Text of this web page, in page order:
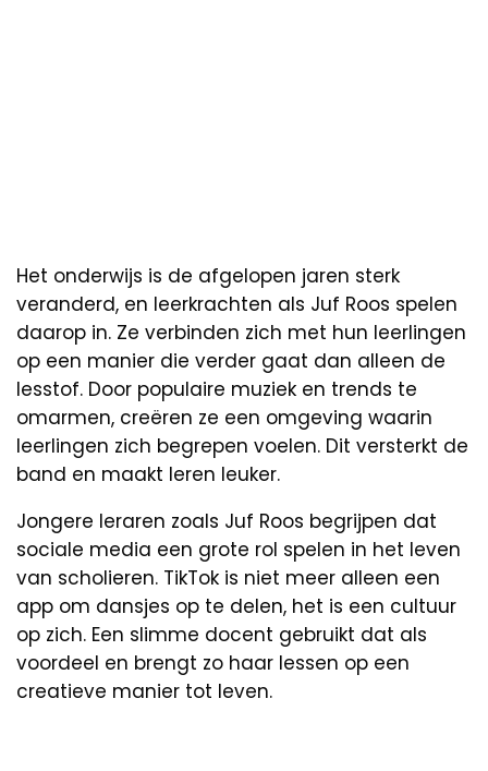
Het onderwijs is de afgelopen jaren sterk
veranderd, en leerkrachten als Juf Roos spelen
daarop in. Ze verbinden zich met hun leerlingen
op een manier die verder gaat dan alleen de
lesstof. Door populaire muziek en trends te
omarmen, creëren ze een omgeving waarin
leerlingen zich begrepen voelen. Dit versterkt de
band en maakt leren leuker.
Jongere leraren zoals Juf Roos begrijpen dat
sociale media een grote rol spelen in het leven
van scholieren. TikTok is niet meer alleen een
app om dansjes op te delen, het is een cultuur
op zich. Een slimme docent gebruikt dat als
voordeel en brengt zo haar lessen op een
creatieve manier tot leven.